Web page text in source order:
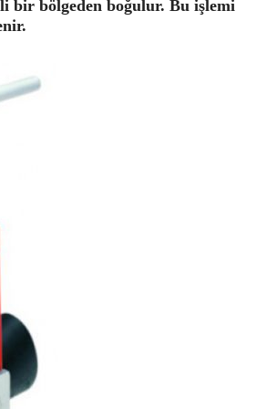
bir bölgeden boğulur. Bu işlemi